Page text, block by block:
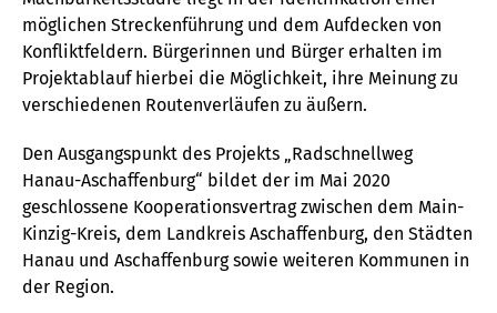
möglichen Streckenführung und dem Aufdecken von
Konfliktfeldern. Bürgerinnen und Bürger erhalten im
Projektablauf hierbei die Möglichkeit, ihre Meinung zu
verschiedenen Routenverläufen zu äußern.
Den Ausgangspunkt des Projekts „Radschnellweg
Hanau-Aschaffenburg“ bildet der im Mai 2020
geschlossene Kooperationsvertrag zwischen dem Main-
Kinzig-Kreis, dem Landkreis Aschaffenburg, den Städten
Hanau und Aschaffenburg sowie weiteren Kommunen in
der Region.